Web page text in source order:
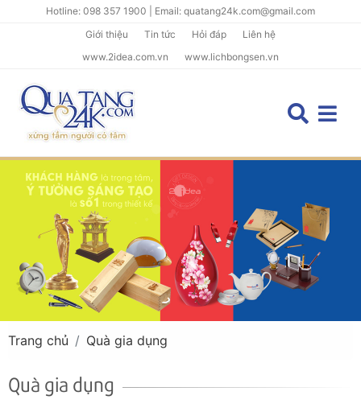
Hotline: 098 357 1900 | Email: quatang24k.com@gmail.com
Giới thiệu
Tin tức Hỏi đáp
Liên hệ
www.2idea.com.vn
www.lichbongsen.vn
Trang chủ Quà gia dụng
Quà gia dụng